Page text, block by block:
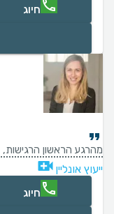
חיוג
מהרגע הראשון
ייעוץ אונליין
חיוג